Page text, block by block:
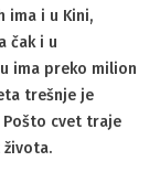
ima i u Kini,
čak i u
ima preko milion
trešnje je
Pošto cvet traje